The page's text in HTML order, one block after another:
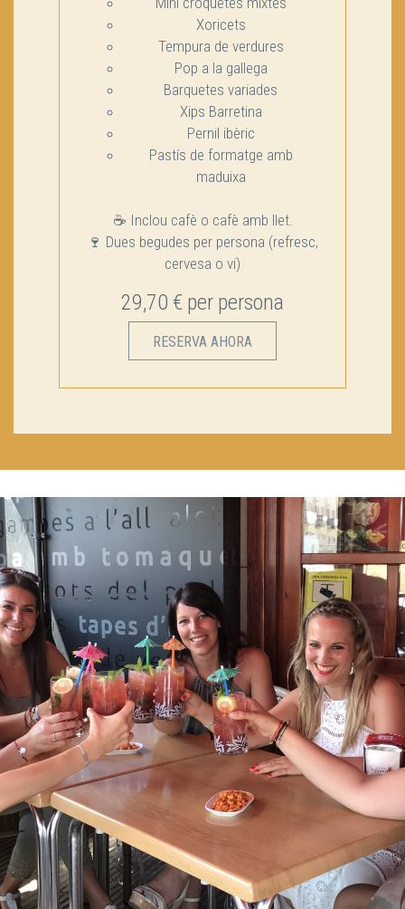
Xoricets
Tempura de verdures
Pop a la gallega
Barquetes variades
Xips Barretina
Pernil ibèric
Pastís de formatge amb
maduixa
☕ Inclou cafè o cafè amb llet.
🍷 Dues begudes per persona (refresc,
cervesa o vi)
29,70 € per persona
RESERVA AHORA